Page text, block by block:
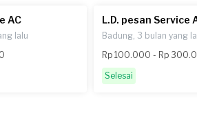
AC
lalu
L.D. pesan Service
Badung, 3 bulan yang
Rp 100.000 - Rp
Selesai